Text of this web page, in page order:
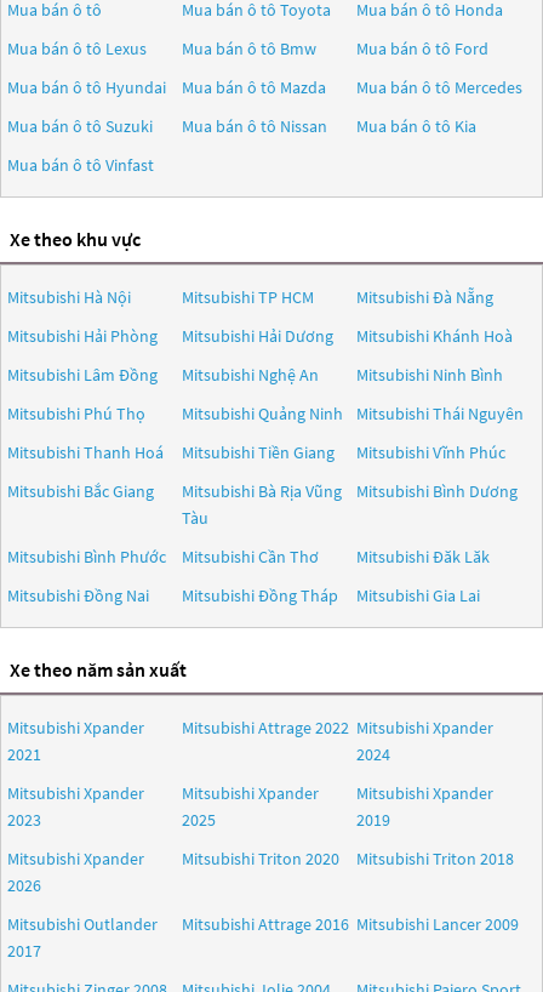
Mua bán ô tô Mua bán ô tô Toyota Mua bán ô tô Honda
Mua bán ô tô Lexus Mua bán ô tô Bmw Mua bán ô tô Ford
Mua bán ô tô Hyundai Mua bán ô tô Mazda Mua bán ô tô Mercedes
Mua bán ô tô Suzuki Mua bán ô tô Nissan Mua bán ô tô Kia
Mua bán ô tô Vinfast
Xe theo khu vực
Mitsubishi Hà Nội Mitsubishi TP HCM
Mitsubishi Đà Nẵng
Mitsubishi Hải Phòng
Mitsubishi Hải Dương
Mitsubishi Khánh Hoà
Mitsubishi Lâm Đồng
Mitsubishi Nghệ An
Mitsubishi Ninh Bình
Mitsubishi Phú Thọ
Mitsubishi Quảng Ninh
Mitsubishi Thái Nguyên
Mitsubishi Thanh Hoá
Mitsubishi Tiền Giang
Mitsubishi Vĩnh Phúc
Mitsubishi Bắc Giang
Mitsubishi Bà Rịa Vũng
Tàu
Mitsubishi Bình Dương
Mitsubishi Bình Phước Mitsubishi Cần Thơ
Mitsubishi Đăk Lăk
Mitsubishi Đồng Nai
Mitsubishi Đồng Tháp Mitsubishi Gia Lai
Xe theo năm sản xuất
Mitsubishi Xpander
2021
Mitsubishi Attrage 2022 Mitsubishi Xpander
2024
Mitsubishi Xpander
2023
Mitsubishi Xpander
2025
Mitsubishi Xpander
2019
Mitsubishi Xpander
2026
Mitsubishi Triton 2020 Mitsubishi Triton 2018
Mitsubishi Outlander
2017
Mitsubishi Attrage 2016 Mitsubishi Lancer 2009